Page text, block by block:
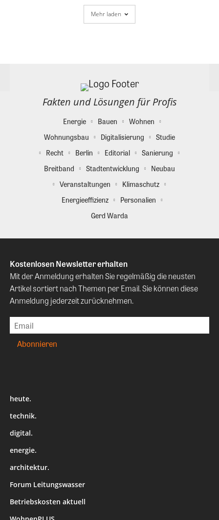
Mehr laden
Fakten und Lösungen für Profis
Energie Bauen
Wohnen
Wohnungsbau
Digitalisierung
Studie
Recht
Berlin Editorial
Sanierung
Breitband
Stadtentwicklung
Neubau
Veranstaltungen
Klimaschutz
Energieeffizienz
Personalien
Gerd Warda
Kostenlosen Newsletter erhalten
Mit der Anmeldung erhalten Sie regelmäßig die neusten
Artikel sortiert nach Themen per Email. Sie können diese
Anmeldung jederzeit zurücknehmen.
heute.
technik.
digital.
energie.
architektur.
Forum Leitungswasser
Betriebskosten aktuell